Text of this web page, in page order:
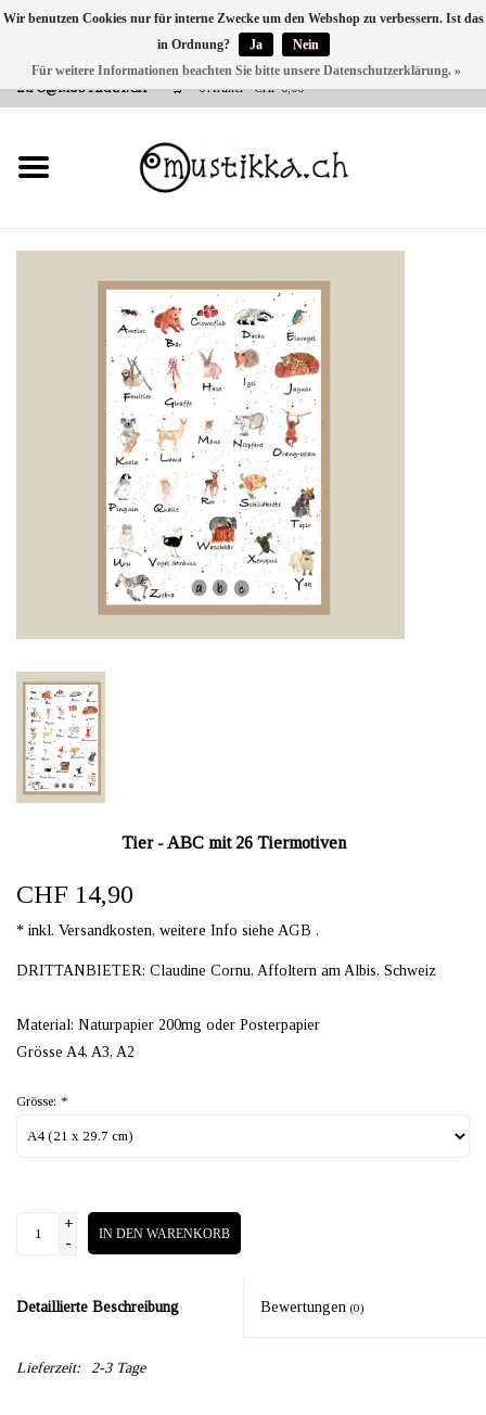
VERSANDKOSTEN 0 CHF INNERHALB CH | INT. VERSAND ÜBER
INFO@MUSTIKKA.CH
0 Artikel - CHF 0,00
NEU BEI UNS
SHOP - A PIECE OF
FINLAND FOR YOU
Marken
Tier - ABC mit 26 Tiermotiven
CHF 14,90
* inkl. Versandkosten, weitere Info siehe AGB .
DRITTANBIETER: Claudine Cornu, Affoltern am Albis, Schweiz
Material: Naturpapier 200mg oder Posterpapier
Grösse A4, A3, A2
Grösse: *
+
-
IN DEN WARENKORB
Detaillierte Beschreibung Bewertungen (0)
Lieferzeit: 2-3 Tage
Wir benutzen Cookies nur für interne Zwecke um den Webshop zu verbessern. Ist das
in Ordnung?
Ja
Nein
Für weitere Informationen beachten Sie bitte unsere Datenschutzerklärung. »